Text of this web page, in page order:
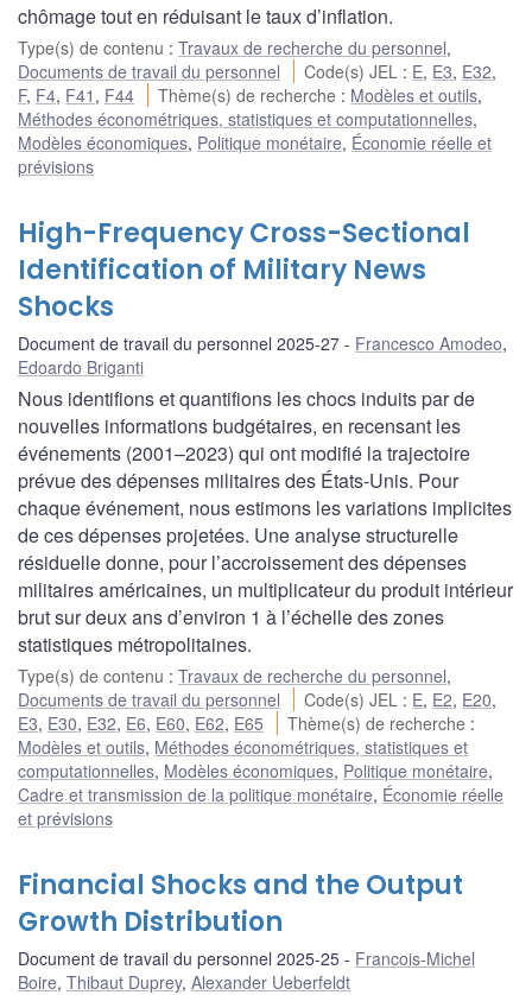
chômage tout en réduisant le taux d’inflation.
Type(s) de contenu : Travaux de recherche du personnel,
Documents de travail du personnel
Code(s) JEL : E, E3, E32,
F, F4, F41 , F44 Thème(s) de recherche : Modèles et outils,
Méthodes économétriques, statistiques et computationnelles,
Modèles économiques, Politique monétaire, Économie réelle et
prévisions
High-Frequency Cross-Sectional
Identification of Military News
Shocks
Document de travail du personnel 2025-27 Francesco Amodeo,
Edoardo Briganti
Nous identifions et quantifions les chocs induits par de
nouvelles informations budgétaires, en recensant les
événements (2001–2023) qui ont modifié la trajectoire
prévue des dépenses militaires des États-Unis. Pour
chaque événement, nous estimons les variations implicites
de ces dépenses projetées. Une analyse structurelle
résiduelle donne, pour l’accroissement des dépenses
militaires américaines, un multiplicateur du produit intérieur
brut sur deux ans d’environ 1 à l’échelle des zones
statistiques métropolitaines.
Type(s) de contenu : Travaux de recherche du personnel,
Documents de travail du personnel
Code(s) JEL : E, E2, E20,
E3, E30, E32, E6, E60, E62, E65 Thème(s) de recherche :
Modèles et outils, Méthodes économétriques, statistiques et
computationnelles, Modèles économiques, Politique monétaire,
Cadre et transmission de la politique monétaire, Économie réelle
et prévisions
Financial Shocks and the Output
Growth Distribution
Document de travail du personnel 2025-25
Francois-Michel
Boire, Thibaut Duprey, Alexander Ueberfeldt